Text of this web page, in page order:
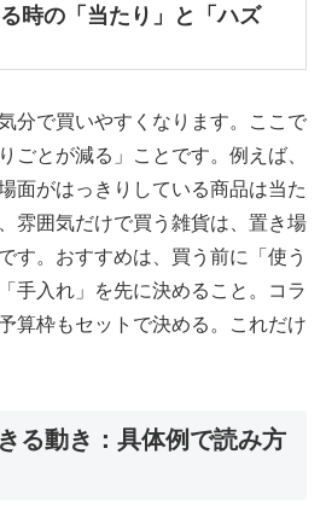
時の「当たり」と「ハズ
分で買いやすくなります。ここで
ごとが減る」ことです。例えば、
面がはっきりしている商品は当た
雰囲気だけで買う雑貨は、置き場
す。おすすめは、買う前に「使う
手入れ」を先に決めること。コラ
算枠もセットで決める。これだけ
る動き：具体例で読み方